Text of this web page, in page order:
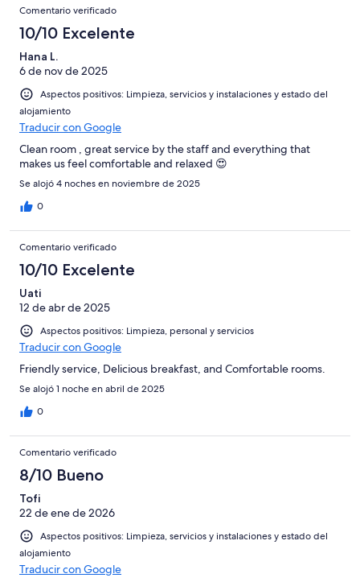
Comentario verificado
10/10 Excelente
Hana L.
6 de nov de 2025
Aspectos positivos: Limpieza, servicios y instalaciones y estado del
alojamiento
Traducir con Google
Clean room , great service by the staff and everything that
makes us feel comfortable and relaxed 😍
Se alojó 4 noches en noviembre de 2025
0
Comentario verificado
10/10 Excelente
Uati
12 de abr de 2025
Aspectos positivos: Limpieza, personal y servicios
Traducir con Google
Friendly service, Delicious breakfast, and Comfortable rooms.
Se alojó 1 noche en abril de 2025
0
Comentario verificado
8/10 Bueno
Tofi
22 de ene de 2026
Aspectos positivos: Limpieza, servicios y instalaciones y estado del
alojamiento
Traducir con Google